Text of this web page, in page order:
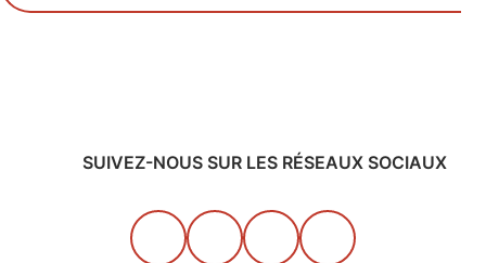
SUIVEZ-NOUS SUR LES RÉSEAUX SOCIAUX